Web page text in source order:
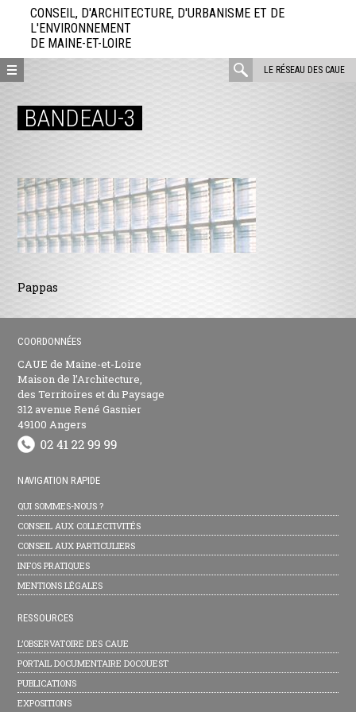
directement
contenu
CONSEIL, D'ARCHITECTURE, D'URBANISME ET DE
L'ENVIRONNEMENT
DE MAINE-ET-LOIRE
LE RÉSEAU DES CAUE
rechercher
BANDEAU-3
Pappas
COORDONNÉES
CAUE de Maine-et-Loire
Maison de l’Architecture,
des Territoires et du Paysage
312 avenue René Gasnier
49100 Angers
NAVIGATION RAPIDE
QUI SOMMES-NOUS ?
CONSEIL AUX COLLECTIVITÉS
CONSEIL AUX PARTICULIERS
INFOS PRATIQUES
MENTIONS LÉGALES
RESSOURCES
L’OBSERVATOIRE DES CAUE
PORTAIL DOCUMENTAIRE DOCOUEST
PUBLICATIONS
EXPOSITIONS